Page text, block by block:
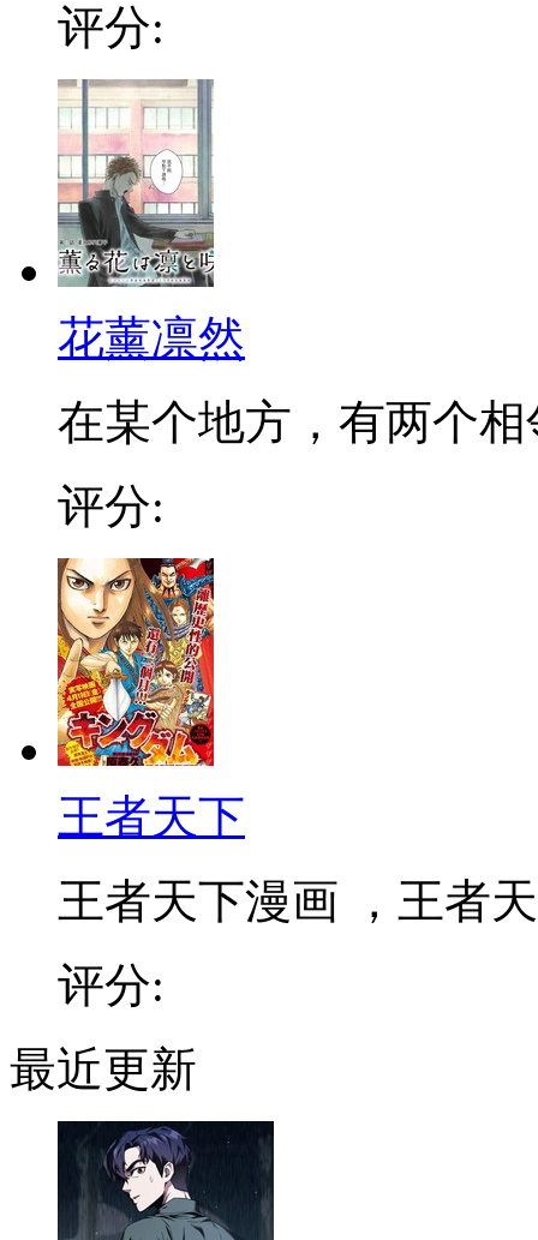
评分:
花薰凛然
在某个地方，有两个相
评分:
王者天下
王者天下漫画 ，王者
评分:
最近更新